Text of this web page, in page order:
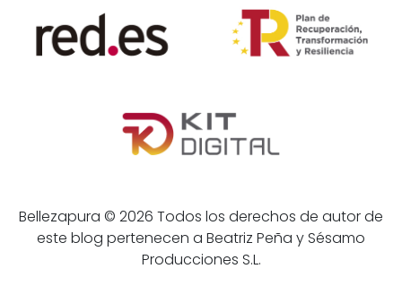
Bellezapura © 2026 Todos los derechos de autor de
este blog pertenecen a Beatriz Peña y Sésamo
Producciones S.L.